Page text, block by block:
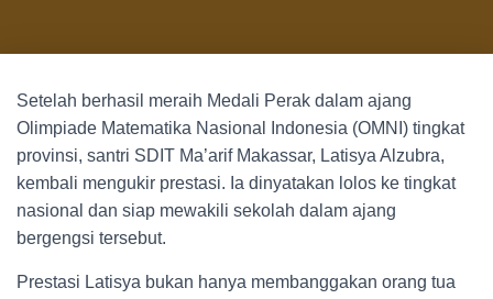
Setelah berhasil meraih Medali Perak dalam ajang
Olimpiade Matematika Nasional Indonesia (OMNI) tingkat
provinsi, santri SDIT Ma’arif Makassar, Latisya Alzubra,
kembali mengukir prestasi. Ia dinyatakan lolos ke tingkat
nasional dan siap mewakili sekolah dalam ajang
bergengsi tersebut.
Prestasi Latisya bukan hanya membanggakan orang tua